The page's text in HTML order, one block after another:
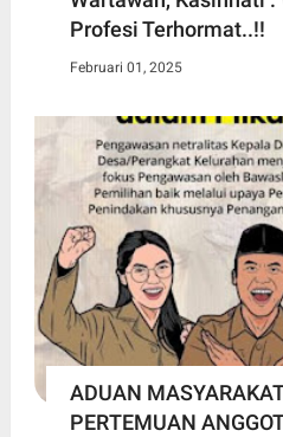
Profesi Terhormat..!!
Februari 01, 2025
ADUAN
PERTEMUAN